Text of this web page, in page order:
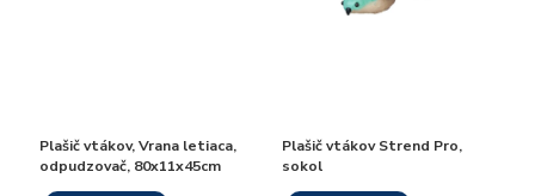
Plašič vtákov, Vrana letiaca,
odpudzovač, 80x11x45cm
Plašič vtákov Strend Pro,
sokol